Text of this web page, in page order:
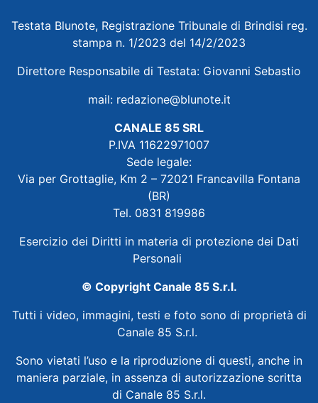
Testata Blunote, Registrazione Tribunale di Brindisi reg.
stampa n. 1/2023 del 14/2/2023
Direttore Responsabile di Testata: Giovanni Sebastio
mail: redazione@blunote.it
CANALE 85 SRL
P.IVA 11622971007
Sede legale:
Via per Grottaglie, Km 2 – 72021 Francavilla Fontana
(BR)
Tel. 0831 819986
Esercizio dei Diritti in materia di protezione dei Dati
Personali
© Copyright Canale 85 S.r.l.
Tutti i video, immagini, testi e foto sono di proprietà di
Canale 85 S.r.l.
Sono vietati l’uso e la riproduzione di questi, anche in
maniera parziale, in assenza di autorizzazione scritta
di Canale 85 S.r.l.